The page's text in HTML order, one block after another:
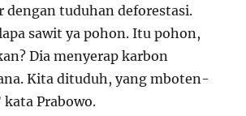
dengan tuduhan deforestasi.
sawit ya pohon. Itu pohon,
Dia menyerap karbon
Kita dituduh, yang mboten-
Prabowo.